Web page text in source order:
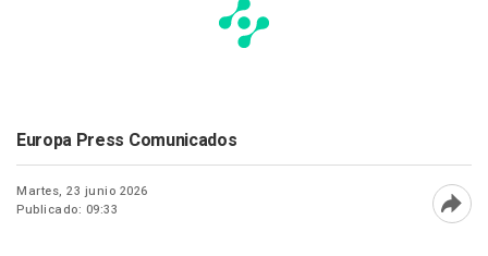
Europa Press Comunicados
Martes, 23 junio 2026
Publicado: 09:33